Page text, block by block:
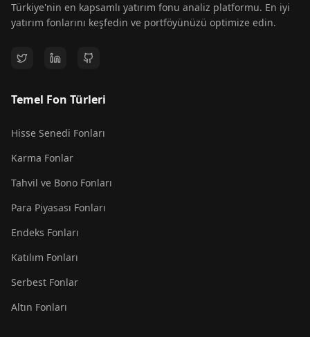
Türkiye'nin en kapsamlı yatırım fonu analiz platformu. En iyi
yatırım fonlarını keşfedin ve portföyünüzü optimize edin.
Temel Fon Türleri
Hisse Senedi Fonları
Karma Fonlar
Tahvil ve Bono Fonları
Para Piyasası Fonları
Endeks Fonları
Katılım Fonları
Serbest Fonlar
Altın Fonları